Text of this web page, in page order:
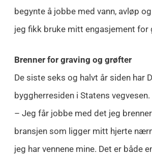
begynte å jobbe med vann, avløp
jeg fikk bruke mitt engasjement for
Brenner for graving og grøfter
De siste seks og halvt år siden har
byggherresiden i Statens vegvesen.
– Jeg får jobbe med det jeg
bransjen som ligger mitt hjerte
jeg har vennene mine. Det er både